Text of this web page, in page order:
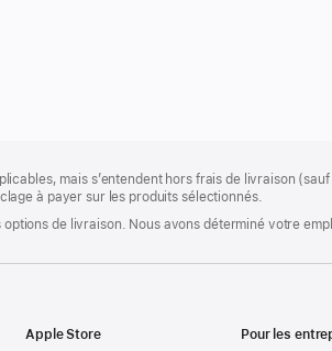
mais s’entendent hors frais de livraison
à payer sur les produits sélectionnés.
de livraison. Nous avons déterminé votre
Apple Store
Pour les